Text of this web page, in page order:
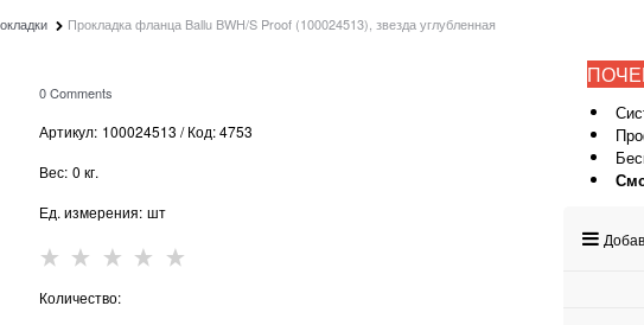
Прокладка фланца Ballu BWH/S Proof (100024513), звезда углубленная
0 Comments
Артикул: 100024513 / Код: 4753
Вес: 0 кг.
Ед. измерения: шт
Количество: